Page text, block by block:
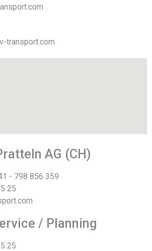
transport.com
AG (CH)
- 798 856 359
25
/ Planning
25